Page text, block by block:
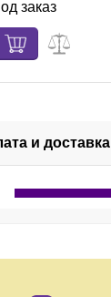
заказ
и доставка